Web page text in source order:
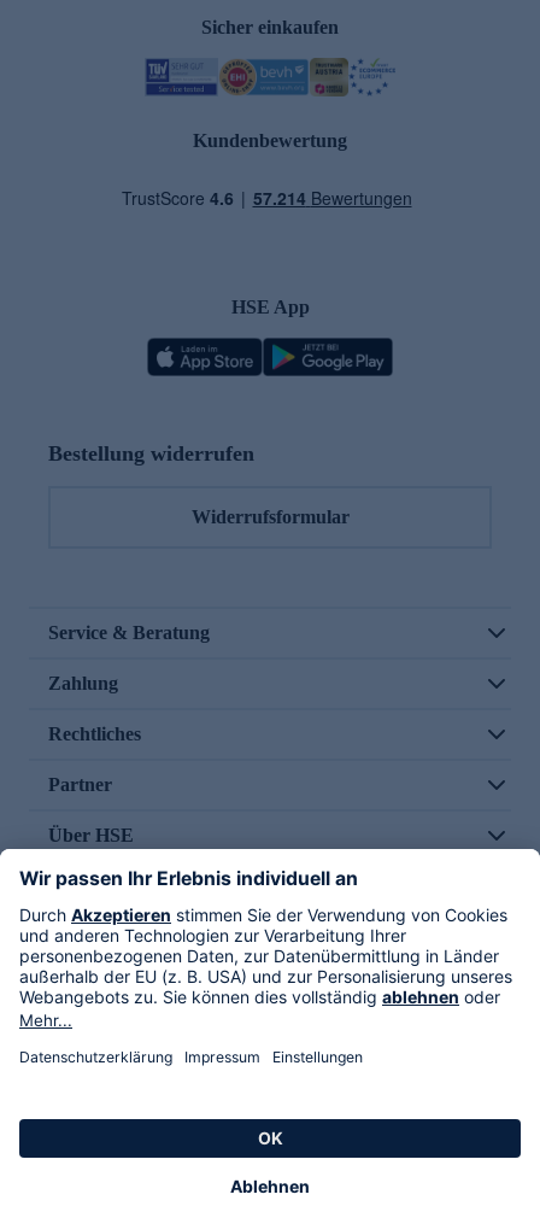
Sicher einkaufen
Kundenbewertung
HSE App
Bestellung widerrufen
Widerrufsformular
Service & Beratung
Zahlung
Rechtliches
Partner
Über HSE
Im TV
HSE International